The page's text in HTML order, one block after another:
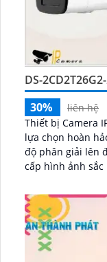
DS-
30%
liên hệ
Thiết bị Camera
lựa chọn hoàn
độ phân giải lên
cấp hình ảnh